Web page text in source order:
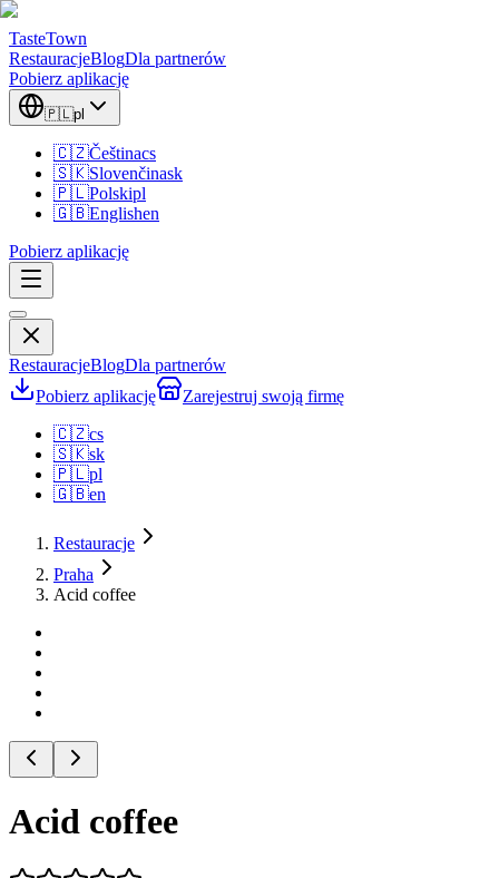
TasteTown
RestauracjeBlogDla partnerów
Pobierz aplikację
🇵🇱pl
🇨🇿Češtinacs
🇸🇰Slovenčinask
🇵🇱Polskipl
🇬🇧Englishen
Pobierz aplikację
RestauracjeBlogDla partnerów
Pobierz aplikację
Zarejestruj swoją firmę
🇨🇿cs
🇸🇰sk
🇵🇱pl
🇬🇧en
Restauracje
Praha
Acid coffee
Acid coffee